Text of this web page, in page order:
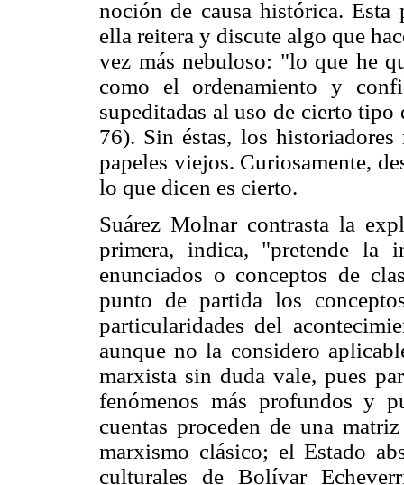
noción de causa histórica.
ella reitera y discute algo que
vez más nebuloso: "lo que he
como el ordenamiento y
supeditadas al uso de cierto
76). Sin éstas, los
papeles viejos. Curiosamente,
lo que dicen es cierto.
Suárez Molnar contrasta la
primera, indica, "pretende la
enunciados o conceptos de
punto de partida los
particularidades del
aunque no la considero
marxista sin duda vale, pues
fenómenos más profundos y
cuentas proceden de una
marxismo clásico; el Estado
culturales de Bolívar